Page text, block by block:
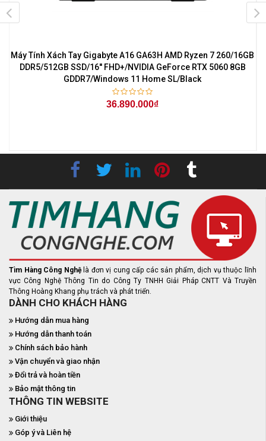
Máy Tính Xách Tay Gigabyte A16 GA63H AMD Ryzen 7 260/16GB
DDR5/512GB SSD/16'' FHD+/NVIDIA GeForce RTX 5060 8GB
GDDR7/Windows 11 Home SL/Black
36.890.000₫
Tìm Hàng Công Nghệ là đơn vị cung cấp các sản phẩm, dịch vụ thuộc lĩnh
vực Công Nghệ Thông Tin do Công Ty TNHH Giải Pháp CNTT Và Truyền
Thông Hoàng Khang phụ trách và phát triển.
DÀNH CHO KHÁCH HÀNG
Hướng dẫn mua hàng
Hướng dẫn thanh toán
Chính sách bảo hành
Vận chuyển và giao nhận
Đổi trả và hoàn tiền
Bảo mật thông tin
THÔNG TIN WEBSITE
Giới thiệu
Góp ý và Liên hệ